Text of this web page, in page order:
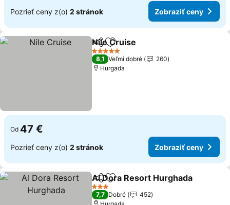
Pozrieť ceny z(o) 2 stránok Zobraziť ceny
ZdieľaťPridať do obľúbených
Nile Cruise
5 Počet hviezdičiek
8,1 Veľmi dobré
260
Hurgada
Od 47 €
Pozrieť ceny z(o) 2 stránok Zobraziť ceny
ZdieľaťPridať do obľúbených
Al Dora Resort Hurghada
3 Počet hviezdičiek
7,7 Dobré
452